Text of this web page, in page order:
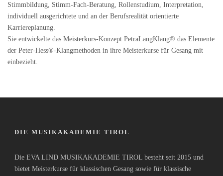
Stimmbildung, Stimm-Fach-Beratung, Rollenstudium, Interpretation,
individuell ausgerichtete und an der Berufsrealität orientierte
Karriereplanung.
Sie entwickelte das Meisterkurs-Konzept PetraLangKlang® das Elemente
der Peter-Hess®-Klangmethoden in ihre Meisterkurse für Gesang mit
einbezieht.
DIE MUSIKAKADEMIE TIROL
Die EVA LIND MUSIKAKADEMIE TIROL besteht seit 2015 und
bietet Meisterkurse für klassischen Gesang sowie für klassische